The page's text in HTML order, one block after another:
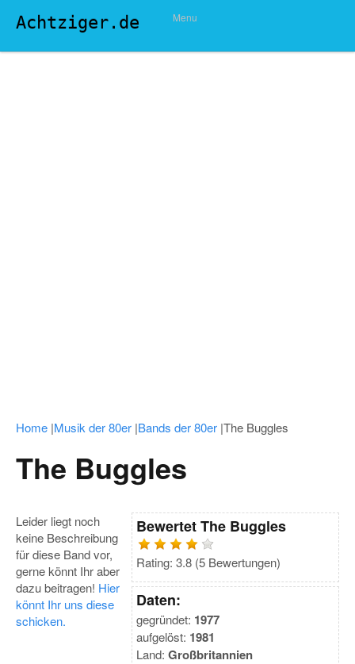
Achtziger.de Menu
Home |Musik der 80er |Bands der 80er |The Buggles
The Buggles
BewertetThe Buggles
Rating: 3.8 (5 Bewertungen)
Daten:
gegründet: 1977
aufgelöst: 1981
Land: Großbritannien
Leider liegt noch
keine Beschreibung
für diese Band vor,
gerne könnt Ihr aber
dazu beitragen! Hier
könnt Ihr uns diese
schicken.